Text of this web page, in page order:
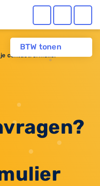
BTW tonen
je contactformulier